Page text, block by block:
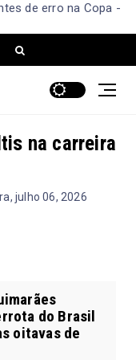
de erro na Copa -
na carreira
julho 06, 2026
do Brasil
oitavas de